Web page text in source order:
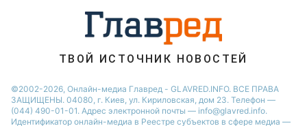
ТВОЙ ИСТОЧНИК НОВОСТЕЙ
©2002-2026, Онлайн-медиа Главред - GLAVRED.INFO. ВСЕ ПРАВА
ЗАЩИЩЕНЫ. 04080, г. Киев, ул. Кириловская, дом 23. Телефон —
(044) 490-01-01. Адрес электронной почты — info@glavred.info.
Идентификатор онлайн-медиа в Реестре cубъектов в сфере медиа —